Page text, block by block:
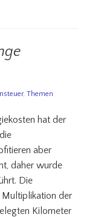
, Themen
hat der
aber
daher wurde
Die
Multiplikation der
Kilometer